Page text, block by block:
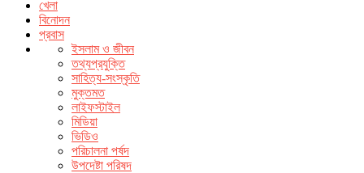
খেলা
বিনোদন
প্রবাস
ইসলাম ও জীবন
তথ্যপ্রযুক্তি
সাহিত্য-সংস্কৃতি
মুক্তমত
লাইফস্টাইল
মিডিয়া
ভিডিও
পরিচালনা পর্ষদ
উপদেষ্টা পরিষদ